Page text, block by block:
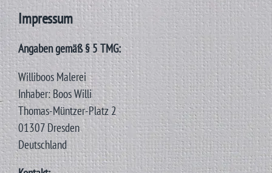
m
Impressum
Angaben gemäß § 5 TMG:
Williboos Malerei
Inhaber: Boos Willi
Thomas-Müntzer-Platz 2
01307 Dresden
Deutschland